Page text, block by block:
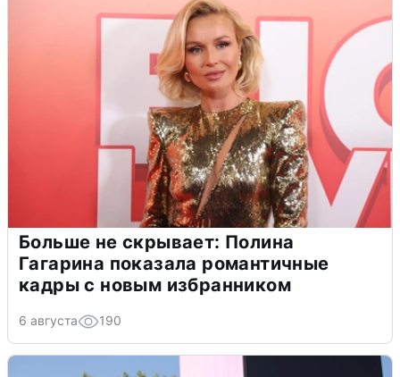
Больше не скрывает: Полина
Гагарина показала романтичные
кадры с новым избранником
6 августа 190